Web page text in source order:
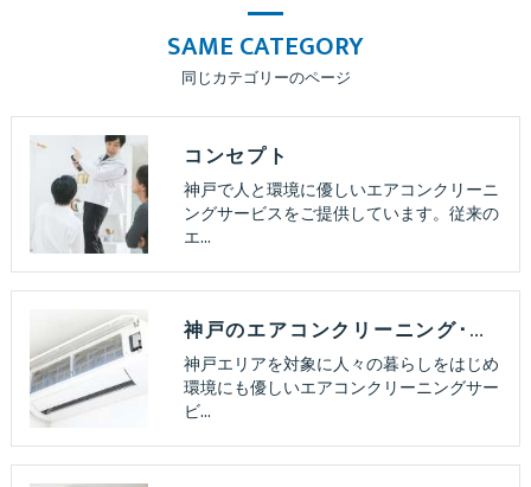
同じカテゴリーのページ
SAME CATEGORY
コンセプト
神戸で人と環境に優しいエアコンクリーニ
ングサービスをご提供しています。従来の
エ…
神戸のエアコンクリーニング･ペンギンハウスの口コミ情報
神戸エリアを対象に人々の暮らしをはじめ
環境にも優しいエアコンクリーニングサー
ビ…